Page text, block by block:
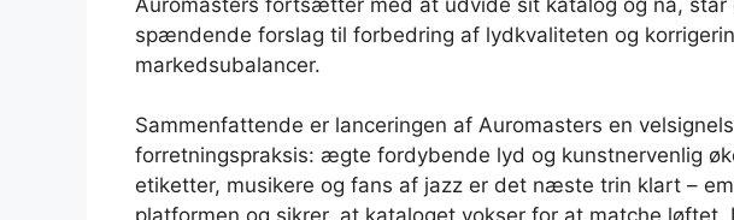
spændende forslag til forbedring af lydkvaliteten og
markedsubalancer.
Sammenfattende er lanceringen af ​​Auromasters en
forretningspraksis: ægte fordybende lyd og kunstnervenlig
etiketter, musikere og fans af jazz er det næste trin klart –